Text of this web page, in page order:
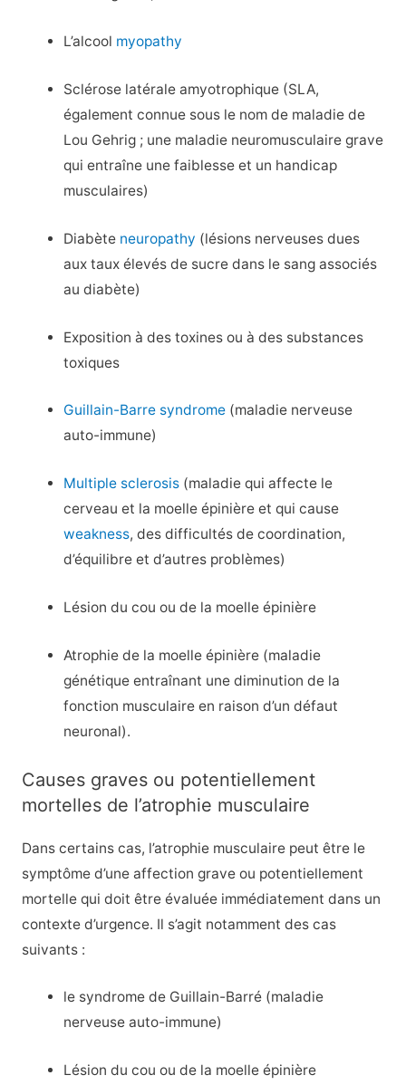
L’alcool myopathy
Sclérose latérale amyotrophique (SLA,
également connue sous le nom de maladie de
Lou Gehrig ; une maladie neuromusculaire grave
qui entraîne une faiblesse et un handicap
musculaires)
Diabète neuropathy (lésions nerveuses dues
aux taux élevés de sucre dans le sang associés
au diabète)
Exposition à des toxines ou à des substances
toxiques
Guillain-Barre syndrome (maladie nerveuse
auto-immune)
Multiple sclerosis (maladie qui affecte le
cerveau et la moelle épinière et qui cause
weakness, des difficultés de coordination,
d’équilibre et d’autres problèmes)
Lésion du cou ou de la moelle épinière
Atrophie de la moelle épinière (maladie
génétique entraînant une diminution de la
fonction musculaire en raison d’un défaut
neuronal).
Causes graves ou potentiellement
mortelles de l’atrophie musculaire
Dans certains cas, l’atrophie musculaire peut être le
symptôme d’une affection grave ou potentiellement
mortelle qui doit être évaluée immédiatement dans un
contexte d’urgence. Il s’agit notamment des cas
suivants :
le syndrome de Guillain-Barré (maladie
nerveuse auto-immune)
Lésion du cou ou de la moelle épinière